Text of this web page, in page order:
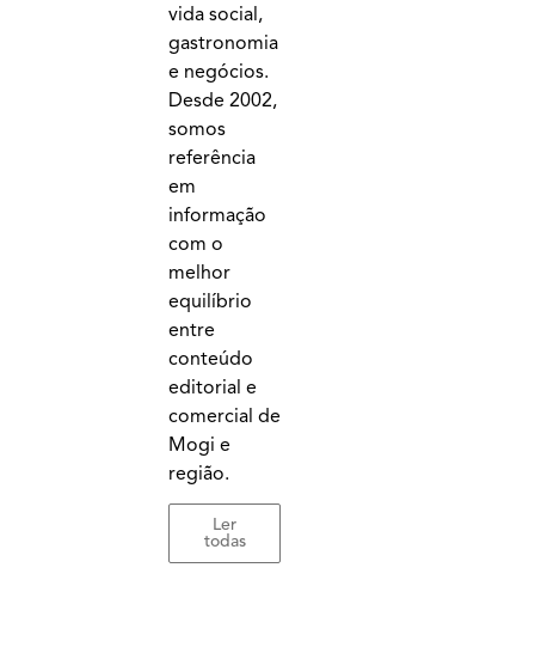
vida social,
gastronomia
e negócios.
Desde 2002,
somos
referência
em
informação
com o
melhor
equilíbrio
entre
conteúdo
editorial e
comercial de
Mogi e
região.
Ler
todas